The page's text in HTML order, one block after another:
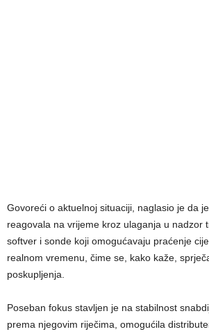
Govoreći o aktuelnoj situaciji, naglasio je da
reagovala na vrijeme kroz ulaganja u nadzor
softver i sonde koji omogućavaju praćenje
realnom vremenu, čime se, kako kaže,
poskupljenja.
Poseban fokus stavljen je na stabilnost
prema njegovim riječima, omogućila